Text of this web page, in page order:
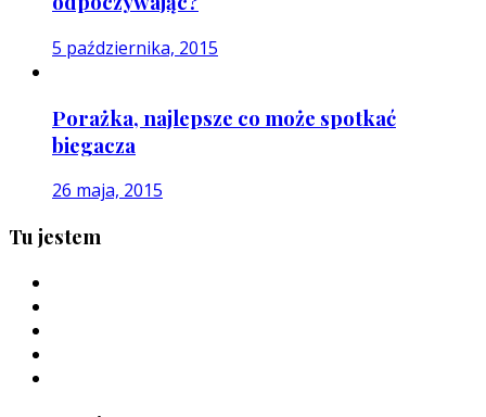
5 października, 2015
Porażka, najlepsze co może spotkać
biegacza
26 maja, 2015
Tu jestem